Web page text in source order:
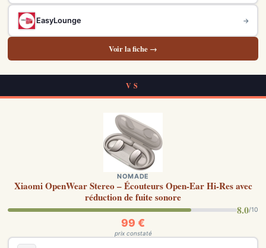
EasyLounge →
Voir la fiche →
VS
NOMADE
Xiaomi OpenWear Stereo – Écouteurs Open-Ear Hi-Res avec
réduction de fuite sonore
8.0/10
99 €
prix constaté